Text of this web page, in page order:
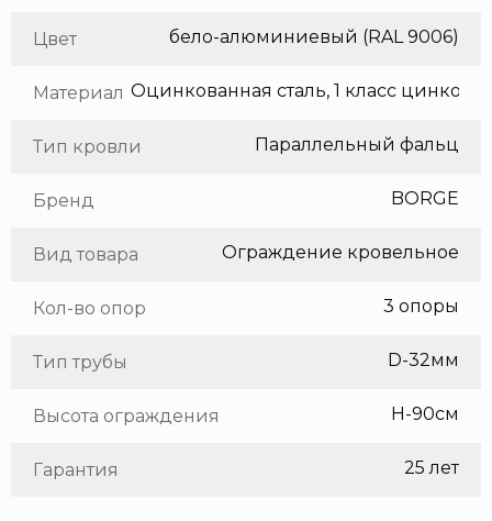
Цвет бело-алюминиевый (RAL 9006)
Материал
Тип кровли Параллельный фальц
Бренд BORGE
Вид товара Ограждение кровельное
Кол-во опор 3 опоры
Тип трубы D-32мм
Высота ограждения H-90см
Гарантия 25 лет